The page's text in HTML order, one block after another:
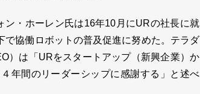
・ホーレン氏は16年10月にURの社長に就
協働ロボットの普及促進に努めた。テラダ
）は「URをスタートアップ（新興企業）か
年間のリーダーシップに感謝する」と述べ